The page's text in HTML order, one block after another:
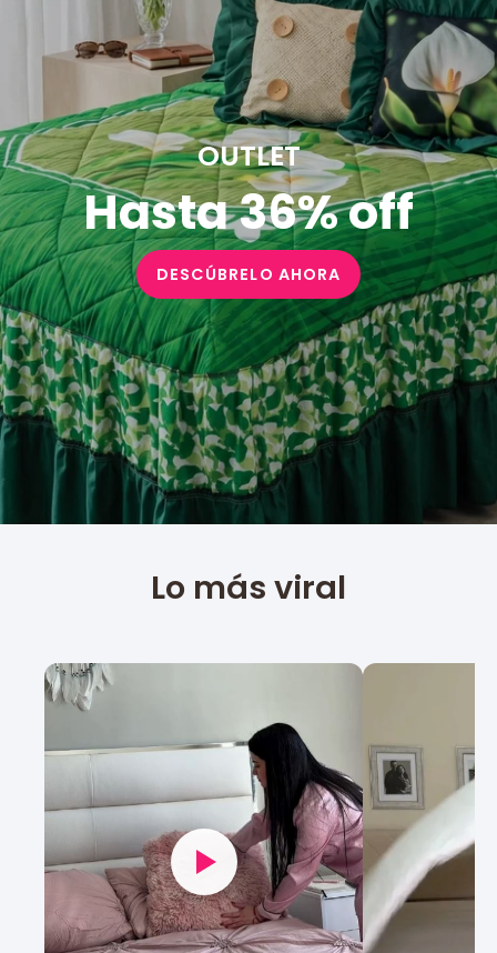
OUTLET
Hasta 36% off
DESCÚBRELO AHORA
Lo más viral